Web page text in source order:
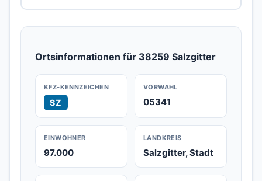
Ortsinformationen für 38259 Salzgitter
KFZ-KENNZEICHEN
SZ
VORWAHL
05341
EINWOHNER
97.000
LANDKREIS
Salzgitter, Stadt